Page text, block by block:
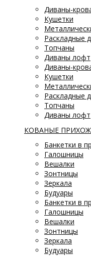
Диваны-
Кушетки
Раскладные
Топчаны
Диваны лофт
Диваны-
Кушетки
Раскладные
Топчаны
Диваны лофт
КОВАНЫЕ
Банкетки в
Галошницы
Вешалки
Зонтницы
Зеркала
Будуары
Банкетки в
Галошницы
Вешалки
Зонтницы
Зеркала
Будуары